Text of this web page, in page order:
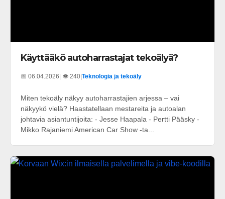
Käyttääkö autoharrastajat tekoälyä?
📅 06.04.2026 | 👁️ 240 Teknologia ja tekoäly
Miten tekoäly näkyy autoharrastajien arjessa – vai
näkyykö vielä? Haastatellaan mestareita ja autoalan
johtavia asiantuntijoita: - Jesse Haapala - Pertti Pääsky -
Mikko Rajaniemi American Car Show -ta...